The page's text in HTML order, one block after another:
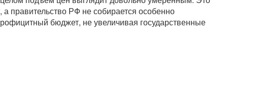
правительство РФ не собирается особенно
бюджет, не увеличивая государственные